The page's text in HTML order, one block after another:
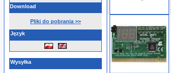
Download
Pliki do pobrania >>
Język
Wysyłka